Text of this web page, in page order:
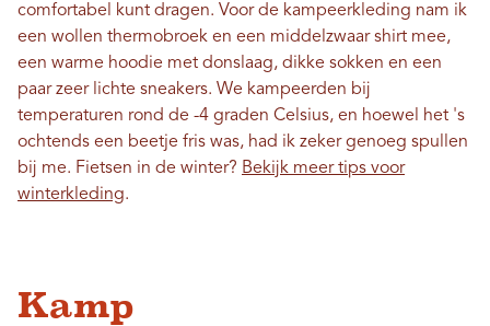
comfortabel kunt dragen. Voor de kampeerkleding nam ik
een wollen thermobroek en een middelzwaar shirt mee,
een warme hoodie met donslaag, dikke sokken en een
paar zeer lichte sneakers. We kampeerden bij
temperaturen rond de -4 graden Celsius, en hoewel het 's
ochtends een beetje fris was, had ik zeker genoeg spullen
bij me. Fietsen in de winter? Bekijk meer tips voor
winterkleding.
Kamp